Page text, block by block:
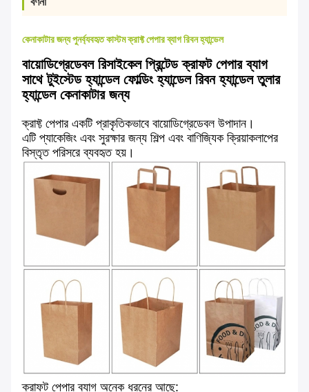
কেনাকাটার জন্য পুনর্ব্যবহৃত কাস্টম ক্রাফ্ট পেপার ব্যাগ রিবন হ্যান্ডেল
বায়োডিগ্রেডেবল রিসাইকেল প্রিন্টেড ক্রাফট পেপার ব্যাগ
সাথে টুইস্টেড হ্যান্ডেল ফোল্ডিং হ্যান্ডেল রিবন হ্যান্ডেল তুলার
হ্যান্ডেল কেনাকাটার জন্য
ক্রাফ্ট পেপার একটি প্রাকৃতিকভাবে বায়োডিগ্রেডেবল উপাদান।
এটি প্যাকেজিং এবং সুরক্ষার জন্য শিল্প এবং বাণিজ্যিক ক্রিয়াকলাপের
বিস্তৃত পরিসরে ব্যবহৃত হয়।
ক্রাফট পেপার ব্যাগ অনেক ধরনের আছে: